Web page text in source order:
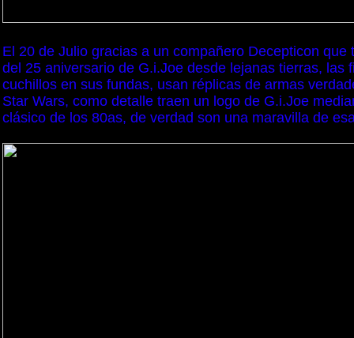
El 20 de Julio gracias a un compañero Decepticon
del 25 aniversario de G.i.Joe desde lejanas tierras,
cuchillos en sus fundas, usan réplicas de armas
Star Wars, como detalle traen un logo de G.i.Joe
clásico de los 80as, de verdad son una maravilla de